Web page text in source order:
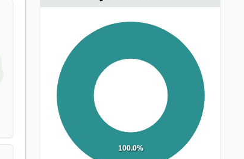
100.0%